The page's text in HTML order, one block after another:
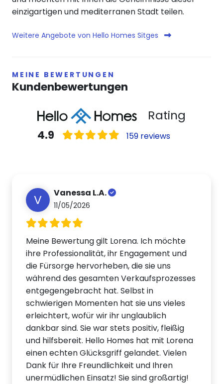
einzigartigen und mediterranen Stadt teilen.
Weitere Angebote von Hello Homes Sitges
MEINE BEWERTUNGEN
Kundenbewertungen
Rating
4.9 159 reviews
V Vanessa L.A.
11/05/2026
Meine Bewertung gilt Lorena. Ich möchte
ihre Professionalität, ihr Engagement und
die Fürsorge hervorheben, die sie uns
während des gesamten Verkaufsprozesses
entgegengebracht hat. Selbst in
schwierigen Momenten hat sie uns vieles
erleichtert, wofür wir ihr unglaublich
dankbar sind. Sie war stets positiv, fleißig
und hilfsbereit. Hello Homes hat mit Lorena
einen echten Glücksgriff gelandet. Vielen
Dank für Ihre Freundlichkeit und Ihren
unermüdlichen Einsatz! Sie sind großartig!